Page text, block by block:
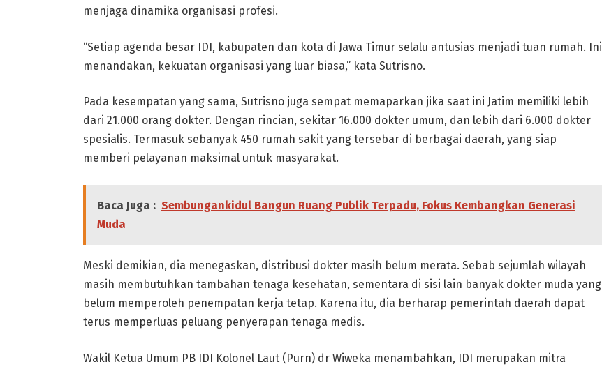
menjaga dinamika organisasi profesi.
“Setiap agenda besar IDI, kabupaten dan kota di Jawa Timur selalu antusias menjadi tuan rumah. Ini
menandakan, kekuatan organisasi yang luar biasa,” kata Sutrisno.
Pada kesempatan yang sama, Sutrisno juga sempat memaparkan jika saat ini Jatim memiliki lebih
dari 21.000 orang dokter. Dengan rincian, sekitar 16.000 dokter umum, dan lebih dari 6.000 dokter
spesialis. Termasuk sebanyak 450 rumah sakit yang tersebar di berbagai daerah, yang siap
memberi pelayanan maksimal untuk masyarakat.
Baca Juga : Sembungankidul Bangun Ruang Publik Terpadu, Fokus Kembangkan Generasi
Muda
Meski demikian, dia menegaskan, distribusi dokter masih belum merata. Sebab sejumlah wilayah
masih membutuhkan tambahan tenaga kesehatan, sementara di sisi lain banyak dokter muda yang
belum memperoleh penempatan kerja tetap. Karena itu, dia berharap pemerintah daerah dapat
terus memperluas peluang penyerapan tenaga medis.
Wakil Ketua Umum PB IDI Kolonel Laut (Purn) dr Wiweka menambahkan, IDI merupakan mitra